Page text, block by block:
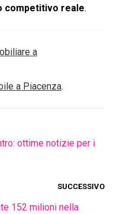
competitivo reale.
a
a Piacenza.
ottime notizie per i
SUCCESSIVO
152 milioni nella